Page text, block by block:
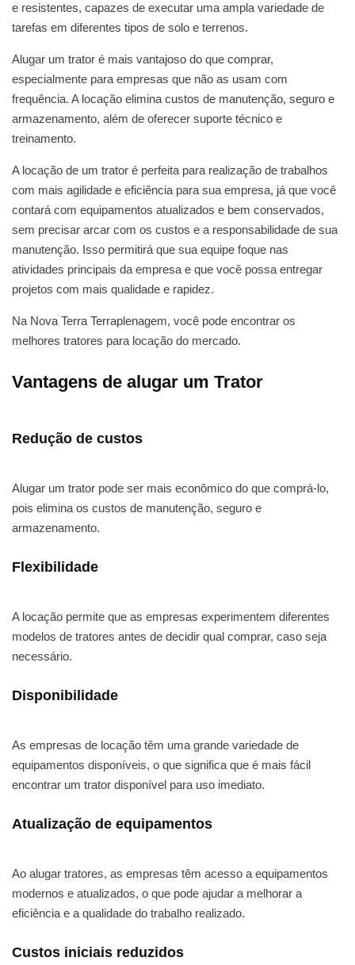
e resistentes, capazes de executar uma ampla variedade de
tarefas em diferentes tipos de solo e terrenos.
Alugar um trator é mais vantajoso do que comprar,
especialmente para empresas que não as usam com
frequência. A locação elimina custos de manutenção, seguro e
armazenamento, além de oferecer suporte técnico e
treinamento.
A locação de um trator é perfeita para realização de trabalhos
com mais agilidade e eficiência para sua empresa, já que você
contará com equipamentos atualizados e bem conservados,
sem precisar arcar com os custos e a responsabilidade de sua
manutenção. Isso permitirá que sua equipe foque nas
atividades principais da empresa e que você possa entregar
projetos com mais qualidade e rapidez.
Na Nova Terra Terraplenagem, você pode encontrar os
melhores tratores para locação do mercado.
Vantagens de alugar um Trator
Redução de custos
Alugar um trator pode ser mais econômico do que comprá-lo,
pois elimina os custos de manutenção, seguro e
armazenamento.
Flexibilidade
A locação permite que as empresas experimentem diferentes
modelos de tratores antes de decidir qual comprar, caso seja
necessário.
Disponibilidade
As empresas de locação têm uma grande variedade de
equipamentos disponíveis, o que significa que é mais fácil
encontrar um trator disponível para uso imediato.
Atualização de equipamentos
Ao alugar tratores, as empresas têm acesso a equipamentos
modernos e atualizados, o que pode ajudar a melhorar a
eficiência e a qualidade do trabalho realizado.
Custos iniciais reduzidos